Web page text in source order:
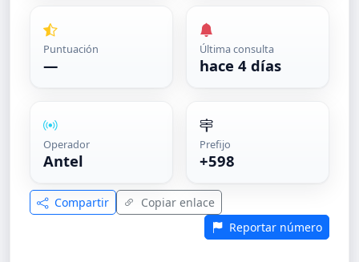
Puntuación
—
Última consulta
hace 4 días
Operador
Antel
Prefijo
+598
Compartir
Copiar enlace
Reportar número